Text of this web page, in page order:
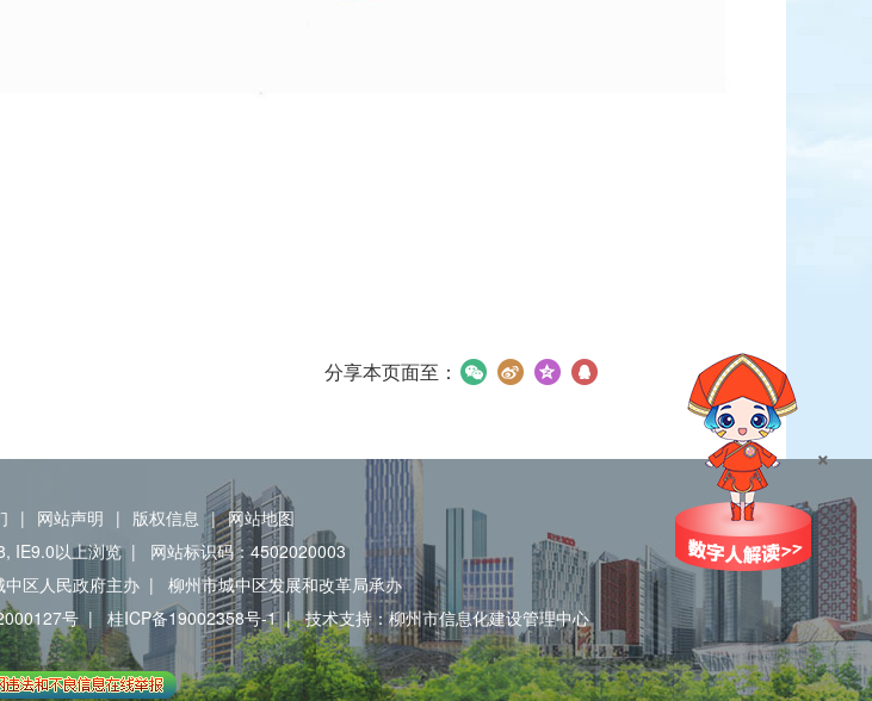
分享本页面至：
×
| 网站声明 | 版权信息 | 网站地图
IE9.0以上浏览 |
网站标识码：4502020003
区人民政府主办 |
柳州市城中区发展和改革局承办
号 | 桂ICP备19002358号-1 | 技术支持：柳州市信息化建设管理中心